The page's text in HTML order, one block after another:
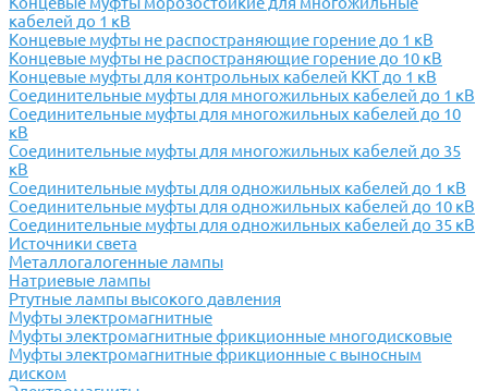
кабелей до 1 кВ
Концевые муфты не распостраняющие горение до 1 кВ
Концевые муфты не распостраняющие горение до 10 кВ
Концевые муфты для контрольных кабелей ККТ до 1 кВ
Соединительные муфты для многожильных кабелей до 1 кВ
Соединительные муфты для многожильных кабелей до 10
кВ
Соединительные муфты для многожильных кабелей до 35
кВ
Соединительные муфты для одножильных кабелей до 1 кВ
Соединительные муфты для одножильных кабелей до 10 кВ
Соединительные муфты для одножильных кабелей до 35 кВ
Источники света
Металлогалогенные лампы
Натриевые лампы
Ртутные лампы высокого давления
Муфты электромагнитные
Муфты электромагнитные фрикционные многодисковые
Муфты электромагнитные фрикционные с выносным
диском